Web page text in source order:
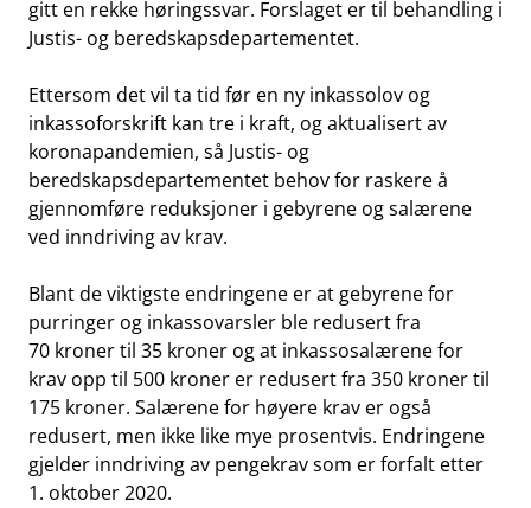
gitt en rekke høringssvar. Forslaget er til behandling i
Justis- og beredskapsdepartementet.
Ettersom det vil ta tid før en ny inkassolov og
inkassoforskrift kan tre i kraft, og aktualisert av
koronapandemien, så Justis- og
beredskapsdepartementet behov for raskere å
gjennomføre reduksjoner i gebyrene og salærene
ved inndriving av krav.
Blant de viktigste endringene er at gebyrene for
purringer og inkassovarsler ble redusert fra
70 kroner til 35 kroner og at inkassosalærene for
krav opp til 500 kroner er redusert fra 350 kroner til
175 kroner. Salærene for høyere krav er også
redusert, men ikke like mye prosentvis. Endringene
gjelder inndriving av pengekrav som er forfalt etter
1. oktober 2020.